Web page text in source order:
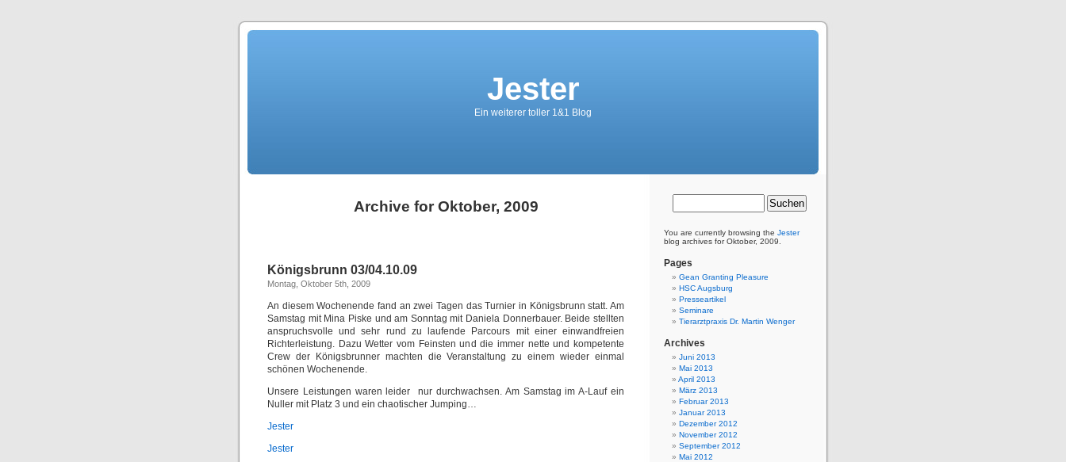
Jester
Ein weiterer toller 1&1 Blog
Archive for Oktober, 2009
Königsbrunn 03/04.10.09
Montag, Oktober 5th, 2009
An diesem Wochenende fand an zwei Tagen das Turnier in Königsbrunn statt. Am
Samstag mit Mina Piske und am Sonntag mit Daniela Donnerbauer. Beide stellten
anspruchsvolle und sehr rund zu laufende Parcours mit einer einwandfreien
Richterleistung. Dazu Wetter vom Feinsten und die immer nette und kompetente
Crew der Königsbrunner machten die Veranstaltung zu einem wieder einmal
schönen Wochenende.
Unsere Leistungen waren leider nur durchwachsen. Am Samstag im A-Lauf ein
Nuller mit Platz 3 und ein chaotischer Jumping…
Jester
Jester
You are currently browsing the Jester
blog archives for Oktober, 2009.
Pages
Gean Granting Pleasure
HSC Augsburg
Presseartikel
Seminare
Tierarztpraxis Dr. Martin Wenger
Archives
Juni 2013
Mai 2013
April 2013
März 2013
Februar 2013
Januar 2013
Dezember 2012
November 2012
September 2012
Mai 2012